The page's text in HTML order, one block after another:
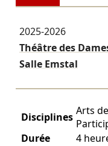
2025-2026
Théâtre des
Salle Emstal
Disciplines Arts
Durée
4